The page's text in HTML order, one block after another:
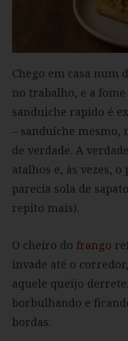
Chego em casa num
no trabalho, e a
sanduiche rapido é
– sanduíche mesmo,
de verdade. A
atalhos e, às vezes,
parecia sola de
repito mais).
O cheiro do frango
invade até o
aquele queijo
borbulhando e
bordas.